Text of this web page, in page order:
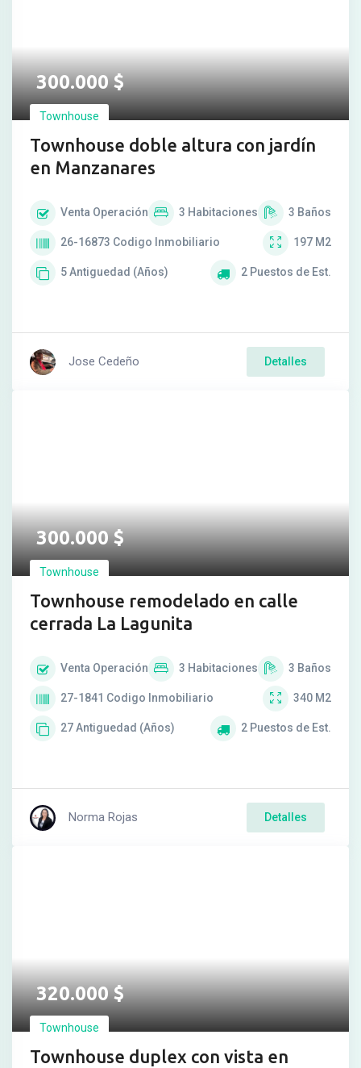
300.000$
Townhouse
Townhouse doble altura con jardín
en Manzanares
Venta Operación 3 Habitaciones 3 Baños
26-16873 Codigo Inmobiliario 197 M2
5Antiguedad (Años) 2 Puestos de Est.
Jose Cedeño Detalles
300.000$
Townhouse
Townhouse remodelado en calle
cerrada La Lagunita
Venta Operación 3 Habitaciones 3 Baños
27-1841 Codigo Inmobiliario 340 M2
27Antiguedad (Años) 2 Puestos de Est.
Norma Rojas Detalles
320.000$
Townhouse
Townhouse duplex con vista en